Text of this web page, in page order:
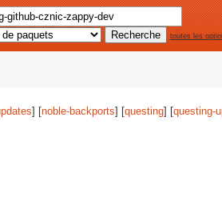
toutes les
] [noble-backports] [questing] [questing-